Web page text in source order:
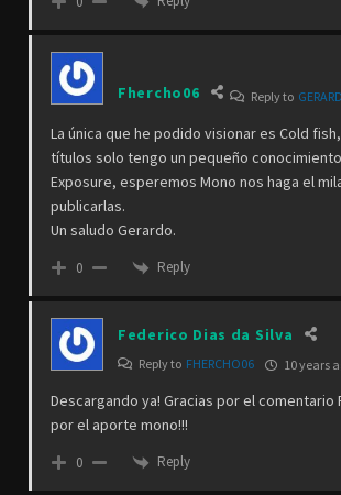
Fhercho06 Reply to
La única que he podido visionar es Cold
títulos solo tengo un pequeño
Exposure, esperemos Mono nos haga el
publicarlas.
Un saludo Gerardo.
0 Reply
Federico Dias da Silva
Reply to FHERCHO06 10 years
Descargando ya! Gracias por el comentario
por el aporte mono!!!
0 Reply